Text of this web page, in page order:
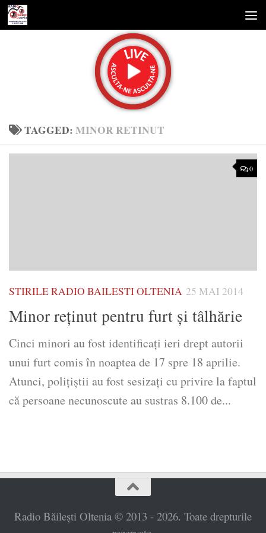
Skip to content
TAGGED:MINOR RETINUT
0
STIRILE RADIO BAILESTI OLTENIA 25 MAI 2014
Minor reţinut pentru furt şi tâlhărie
Cinci minori au fost identificaţi ieri drept autorii
unui furt comis în noaptea de 17 spre 18 aprilie.
Atunci, poliţiştii au fost sesizaţi cu privire la faptul
că persoane necunoscute au sustras 8.100 de...
Radio Băilești Oltenia © 2013 - 2026. Toate drepturile